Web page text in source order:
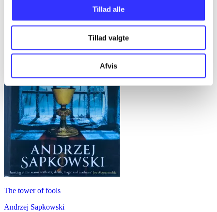
Tillad alle
Tillad valgte
Afvis
The tower of fools
Andrzej Sapkowski